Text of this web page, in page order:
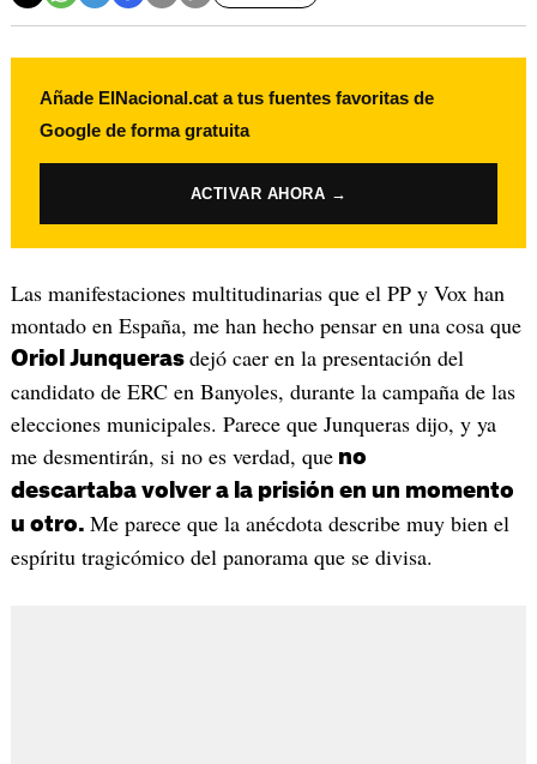
Añade ElNacional.cat a tus fuentes favoritas de
Google de forma gratuita
ACTIVAR AHORA →
Las manifestaciones multitudinarias que el PP y Vox han
montado en España, me han hecho pensar en una cosa que
Oriol Junqueras dejó caer en la presentación del
candidato de ERC en Banyoles, durante la campaña de las
elecciones municipales. Parece que Junqueras dijo, y ya
me desmentirán, si no es verdad, queno
descartaba volver a la prisión en un momento
u otro. Me parece que la anécdota describe muy bien el
espíritu tragicómico del panorama que se divisa.